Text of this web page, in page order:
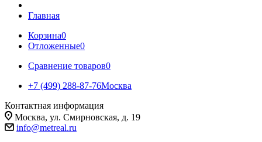
Главная
Корзина0
Отложенные0
Сравнение товаров0
+7 (499) 288-87-76Москва
Контактная информация
Москва, ул. Смирновская, д. 19
info@metreal.ru